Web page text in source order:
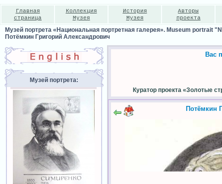
Главная
страница
Коллекция
Музея
История
Музея
Авторы
проекта
Музей портрета «Национальная портретная галерея». Museum portrait
Потёмкин Григорий Александрович
Музей портрета:
Вас
Куратор проекта «Золотые
Потёмкин